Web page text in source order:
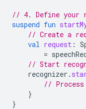
// 4. Define your
suspend fun
// Create a
val request :
=
// Start
recognizer .
// Process
}
}